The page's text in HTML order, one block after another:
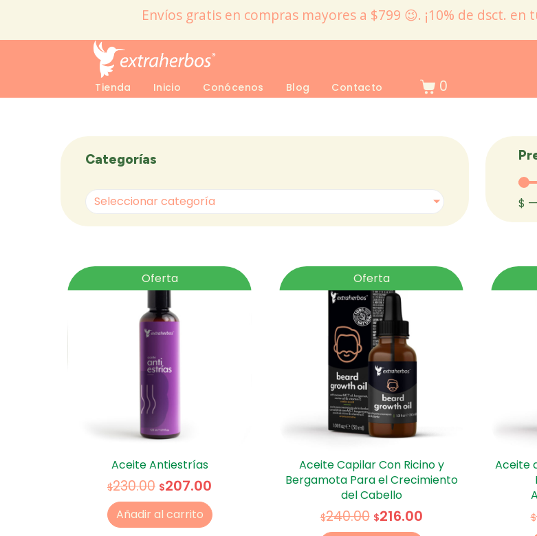
Envíos gratis en compras mayores a $799 😉. ¡10% de dsct.
Tienda Inicio Conócenos Blog Contacto 0
Categorías
Seleccionar categoría $ —
Oferta
Aceite Antiestrías
$230.00 $207.00
Añadir al carrito
Oferta
Aceite Capilar Con Ricino y
Bergamota Para el Crecimiento
del Cabello
$240.00 $216.00
Aceite
$